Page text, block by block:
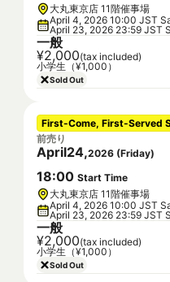
大丸東京店 11階催事場
April 4, 2026 10:00 JST
April 23, 2026 23:59 JST
一般
¥2,000(tax included)
小学生（¥1,000）
Sold Out
First-Come, First-Served
前売り
April24,2026 (Friday)
18:00 Start Time
大丸東京店 11階催事場
April 4, 2026 10:00 JST
April 23, 2026 23:59 JST
一般
¥2,000(tax included)
小学生（¥1,000）
Sold Out